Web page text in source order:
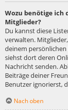
Wozu benötige ich
Mitglieder?
Du kannst diese
verwalten.
deinem
siehst dort deren
Nachricht senden.
Beiträge deiner
Benutzer ignorierst,
Nach oben